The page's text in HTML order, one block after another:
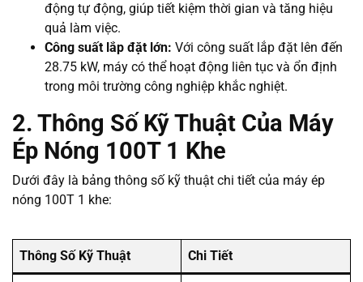
động tự động, giúp tiết kiệm thời gian và tăng hiệu
quả làm việc.
Công suất lắp đặt lớn: Với công suất lắp đặt lên đến
28.75 kW, máy có thể hoạt động liên tục và ổn định
trong môi trường công nghiệp khắc nghiệt.
2. Thông Số Kỹ Thuật Của Máy
Ép Nóng 100T 1 Khe
Dưới đây là bảng thông số kỹ thuật chi tiết của máy ép
nóng 100T 1 khe:
Thông Số Kỹ Thuật Chi Tiết